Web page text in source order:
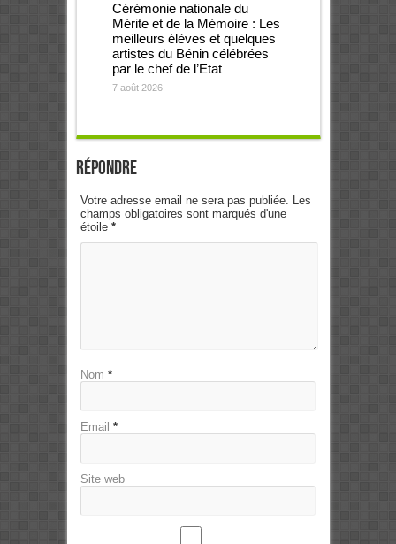
Cérémonie nationale du
Mérite et de la Mémoire : Les
meilleurs élèves et quelques
artistes du Bénin célébrées
par le chef de l’Etat
7 août 2026
Répondre
Votre adresse email ne sera pas publiée. Les
champs obligatoires sont marqués d'une
étoile *
Nom *
Email *
Site web